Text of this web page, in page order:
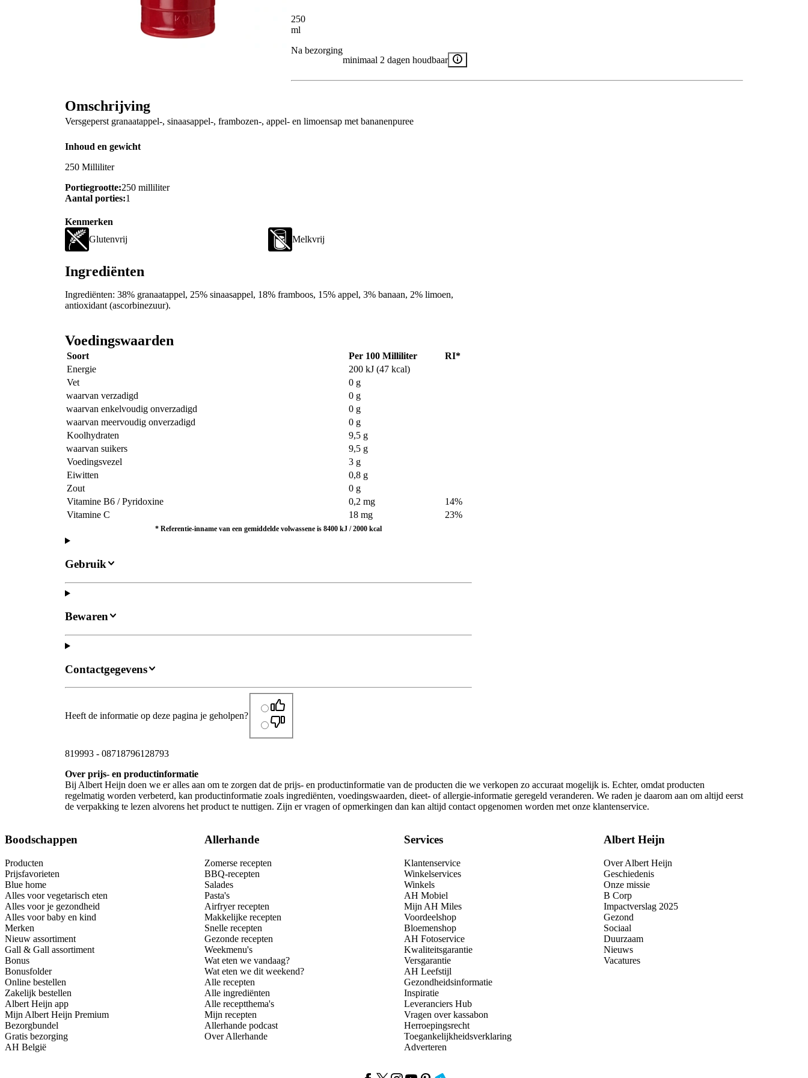
250
ml
Na bezorging
minimaal 2 dagen houdbaar
Omschrijving
Versgeperst granaatappel-, sinaasappel-, frambozen-, appel- en limoensap met bananenpuree
Inhoud en gewicht
250 Milliliter
Portiegrootte:250 milliliter
Aantal porties:1
Kenmerken
Glutenvrij
Melkvrij
Ingrediënten
Ingrediënten: 38% granaatappel, 25% sinaasappel, 18% framboos, 15% appel, 3% banaan, 2% limoen,
antioxidant (ascorbinezuur).
Voedingswaarden
Soort Per 100 Milliliter
RI*
Energie
200 kJ (47 kcal)
Vet
0 g
waarvan verzadigd
0 g
waarvan enkelvoudig onverzadigd
0 g
waarvan meervoudig onverzadigd
0 g
Koolhydraten
9,5 g
waarvan suikers
9,5 g
Voedingsvezel
3 g
Eiwitten
0,8 g
Zout
0 g
Vitamine B6 / Pyridoxine
0,2 mg
14%
Vitamine C
18 mg 23%
* Referentie-inname van een gemiddelde volwassene is 8400 kJ / 2000 kcal
Gebruik
Bewaren
Contactgegevens
Heeft de informatie op deze pagina je geholpen?
819993 - 08718796128793
Over prijs- en productinformatie
Bij Albert Heijn doen we er alles aan om te zorgen dat de prijs- en productinformatie van de producten die we verkopen zo accuraat mogelijk is. Echter, omdat producten
regelmatig worden verbeterd, kan productinformatie zoals ingrediënten, voedingswaarden, dieet- of allergie-informatie geregeld veranderen. We raden je daarom aan om altijd eerst
de verpakking te lezen alvorens het product te nuttigen. Zijn er vragen of opmerkingen dan kan altijd contact opgenomen worden met onze klantenservice.
Boodschappen
Producten
Prijsfavorieten
Blue home
Alles voor vegetarisch eten
Alles voor je gezondheid
Alles voor baby en kind
Merken
Nieuw assortiment
Gall & Gall assortiment
Bonus
Bonusfolder
Online bestellen
Zakelijk bestellen
Albert Heijn app
Mijn Albert Heijn Premium
Bezorgbundel
Gratis bezorging
AH België
Allerhande
Zomerse recepten
BBQ-recepten
Salades
Pasta's
Airfryer recepten
Makkelijke recepten
Snelle recepten
Gezonde recepten
Weekmenu's
Wat eten we vandaag?
Wat eten we dit weekend?
Alle recepten
Alle ingrediënten
Alle receptthema's
Mijn recepten
Allerhande podcast
Over Allerhande
Services
Klantenservice
Winkelservices
Winkels
AH Mobiel
Mijn AH Miles
Voordeelshop
Bloemenshop
AH Fotoservice
Kwaliteitsgarantie
Versgarantie
AH Leefstijl
Gezondheidsinformatie
Inspiratie
Leveranciers Hub
Vragen over kassabon
Herroepingsrecht
Toegankelijkheidsverklaring
Adverteren
Albert Heijn
Over Albert Heijn
Geschiedenis
Onze missie
B Corp
Impactverslag 2025
Gezond
Sociaal
Duurzaam
Nieuws
Vacatures